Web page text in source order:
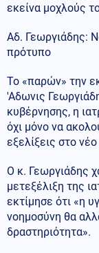
εκείνα μοχλούς
Αδ. Γεωργιάδης:
πρότυπο
Το «παρών» την
'Αδωνις
κυβέρνησης, η
όχι μόνο να
εξελίξεις στο
Ο κ. Γεωργιάδης
μετεξέλιξη της
εκτίμησε ότι «η
νοημοσύνη θα
δραστηριότητα».